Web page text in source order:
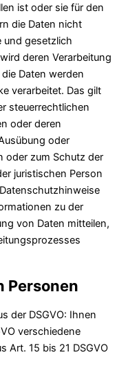
ist oder sie für den
die Daten nicht
und gesetzlich
deren Verarbeitung
Daten werden
verarbeitet. Das gilt
steuerrechtlichen
oder deren
oder
oder zum Schutz der
juristischen Person
zu der
von Daten mitteilen,
Personen
der DSGVO: Ihnen
verschiedene
Art. 15 bis 21 DSGVO